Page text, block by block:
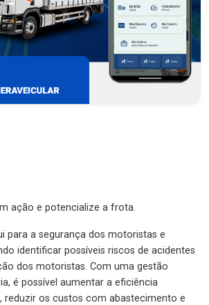
ação e potencialize a frota.
para a segurança dos motoristas e
identificar possíveis riscos de acidentes
dos motoristas. Com uma gestão
é possível aumentar a eficiência
reduzir os custos com abastecimento e